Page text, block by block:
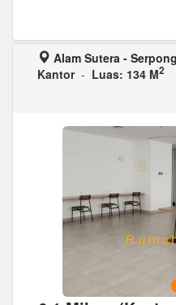
Alam Sutera -
Kantor- Luas: 134 M2